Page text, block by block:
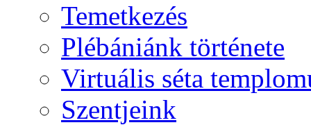
Temetkezés
Plébániánk története
Virtuális séta
Szentjeink